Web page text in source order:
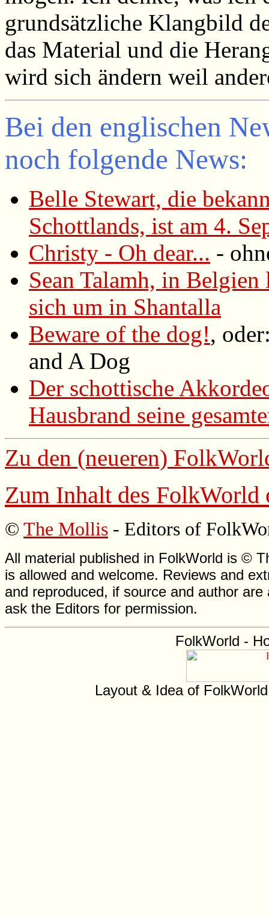
grundsätzliche Klangbild
das Material und die
wird sich ändern weil
Bei den englischen
noch folgende News:
Belle Stewart, die
Schottlands, ist am 4.
Christy - Oh dear... -
Sean Talamh, in
sich um in Shantalla
Beware of the dog!,
and A Dog
Der schottische
Hausbrand seine
Zu den (neueren)
Zum Inhalt des FolkWorld
© The Mollis - Editors of
All material published in FolkWorld is ©
is allowed and welcome. Reviews and
and reproduced, if source and author
ask the Editors for permission.
FolkWorld -
Layout & Idea of